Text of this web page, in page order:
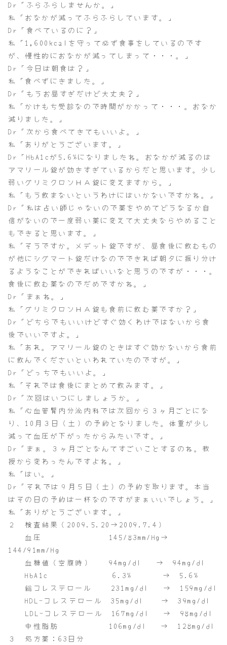
Dr「ふらふらしませんか。」
私「おなかが減ってふらふらしています。」
Dr「食べているのに？」
私「1,600kcalを守って必ず食事をしているのです
が、慢性的におなかが減ってしまって・・・。」
Dr「今日は朝食は？」
私「食べずにきました。」
Dr「もうお昼すぎだけど大丈夫？」
私「かけもち受診なので時間がかかって・・・。おなか
減りました。」
Dr「次から食べてきてもいいよ。」
私「ありがとうございます。」
Dr「HbA1cが5.6%になりましたね。おなかが減るのは
アマリール錠が効きすぎているからだと思います。少し
弱いグリミクロンＨＡ錠に変えますから。」
私「もう飲まないというわけにはいかないですかね。」
Dr「私は占い師じゃないので薬をやめてどうなるか自
信がないので一度弱い薬に変えて大丈夫ならやめること
もできると思います。」
私「そうですか。メデット錠ですが、昼食後に飲むもの
が他にシグマート錠だけなのでできれば朝夕に振り分け
るようなことができればいいなと思うのですが・・・。
食後に飲む薬なのでだめですかね。」
Dr「まぁね。」
私「グリミクロンＨＡ錠も食前に飲む薬ですか？」
Dr「どちらでもいいけどすぐ効くわけではないから食
後でいいですよ。」
私「あれ。アマリール錠のときはすぐ効かないから食前
に飲んでくださいといわれていたのですが。」
Dr「どっちでもいいよ。」
私「それでは食後にまとめて飲みます。」
Dr「次回はいつにしましょうか。」
私「心血管腎内分泌内科では次回から３ヶ月ごとにな
り、10月３日（土）の予約となりました。体重が少し
減って血圧が下がったからみたいです。」
Dr「まぁ。３ヶ月ごとなんてすごいことするのね。教
授から変わったんですよね。」
私「はい。」
Dr「それでは９月５日（土）の予約を取ります。本当
はその日の予約は一杯なのですがまぁいいでしょう。」
私「ありがとうございます。」
２ 検査結果（2009.5.20→2009.7.4）
血圧 145/83mm/Hg→
144/91mm/Hg
血糖値（空腹時） 94mg/dl → 94mg/dl
HbA1c 6.3% → 5.6%
総コレステロール 231mg/dl → 159mg/dl
HDL-コレステロール 35mg/dl → 39mg/dl
LDL-コレステロール 167mg/dl → 98mg/dl
中性脂肪 106mg/dl → 128mg/dl
３ 処方薬：63日分